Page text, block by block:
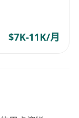
$7K-11K/月